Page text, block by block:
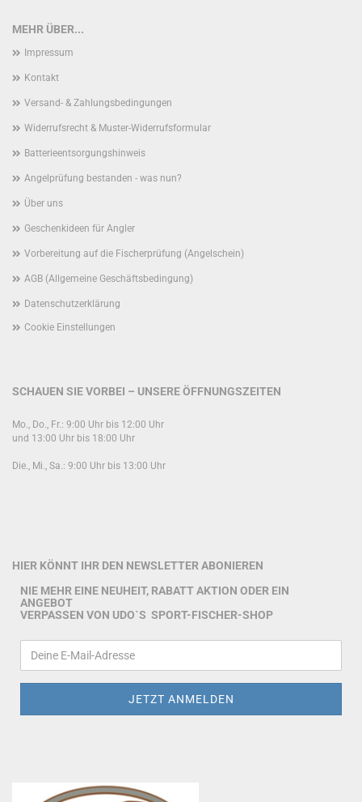
MEHR ÜBER...
Impressum
Kontakt
Versand- & Zahlungsbedingungen
Widerrufsrecht & Muster-Widerrufsformular
Batterieentsorgungshinweis
Angelprüfung bestanden - was nun?
Über uns
Geschenkideen für Angler
Vorbereitung auf die Fischerprüfung (Angelschein)
AGB (Allgemeine Geschäftsbedingung)
Datenschutzerklärung
Cookie Einstellungen
SCHAUEN SIE VORBEI – UNSERE ÖFFNUNGSZEITEN
Mo., Do., Fr.: 9:00 Uhr bis 12:00 Uhr
und 13:00 Uhr bis 18:00 Uhr
Die., Mi., Sa.: 9:00 Uhr bis 13:00 Uhr
HIER KÖNNT IHR DEN NEWSLETTER ABONIEREN
NIE MEHR EINE NEUHEIT, RABATT AKTION ODER EIN
ANGEBOT
VERPASSEN VON UDO`S SPORT-FISCHER-SHOP